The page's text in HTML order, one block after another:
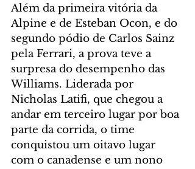
Além da primeira vitória da
Alpine e de Esteban Ocon, e do
segundo pódio de Carlos Sainz
pela Ferrari, a prova teve a
surpresa do desempenho das
Williams. Liderada por
Nicholas Latifi, que chegou a
andar em terceiro lugar por boa
parte da corrida, o time
conquistou um oitavo lugar
com o canadense e um nono